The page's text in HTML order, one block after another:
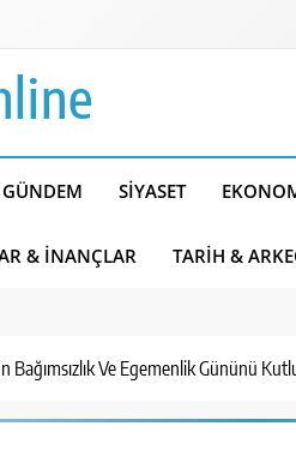
GÜNDEM SIYASET
& İNANÇLAR TARIH &
Bağımsızlık Ve Egemenlik Gününü